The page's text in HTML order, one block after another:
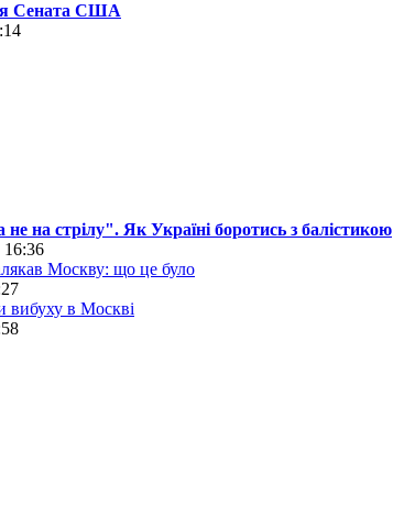
Сената США
на стрілу". Як Україні боротись з балістикою
Москву: що це було
вибуху в Москві